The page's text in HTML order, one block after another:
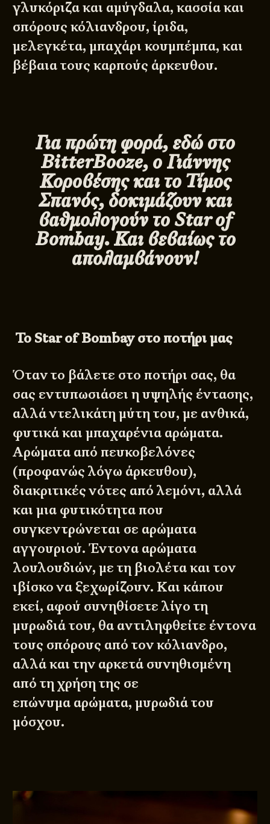
γλυκόριζα και αμύγδαλα, κασσία και
σπόρους κόλιανδρου, ίριδα,
μελεγκέτα, μπαχάρι κουμπέμπα, και
βέβαια τους καρπούς άρκευθου.
Για πρώτη φορά, εδώ στο
BitterBooze, ο Γιάννης
Κοροβέσης και το Τίμος
Σπανός, δοκιμάζουν και
βαθμολογούν το Starof
Bombay. Και βεβαίως το
απολαμβάνουν!
Το StarofBombay στο ποτήρι μας
Όταν το βάλετε στο ποτήρι σας, θα
σας εντυπωσιάσει η υψηλής έντασης,
αλλά ντελικάτη μύτη του, με ανθικά,
φυτικά και μπαχαρένια αρώματα.
Αρώματα από πευκοβελόνες
(προφανώς λόγω άρκευθου),
διακριτικές νότες από λεμόνι, αλλά
και μια φυτικότητα που
συγκεντρώνεται σε αρώματα
αγγουριού. Έντονα αρώματα
λουλουδιών, με τη βιολέτα και τον
ιβίσκο να ξεχωρίζουν. Και κάπου
εκεί, αφού συνηθίσετε λίγο τη
μυρωδιά του, θα αντιληφθείτε έντονα
τους σπόρους από τον κόλιανδρο,
αλλά και την αρκετά συνηθισμένη
από τη χρήση της σε
επώνυμα αρώματα, μυρωδιά του
μόσχου.